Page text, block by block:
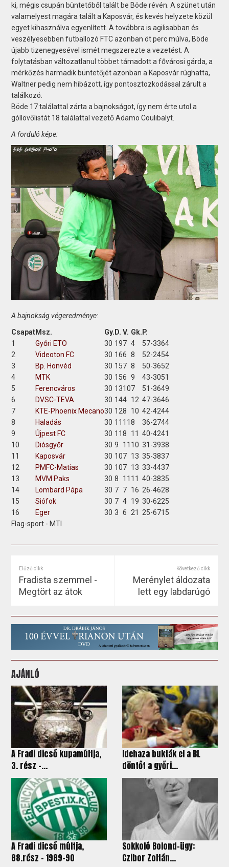
ki, mégis csupán büntetőből talált be Böde révén. A szünet után
valamelyest magára talált a Kaposvár, és kevés helyzete közül
egyet kihasználva egyenlített. A továbbra is agilisabban és
veszélyesebben futballozó FTC azonban öt perc múlva, Böde
újabb tizenegyesével ismét megszerezte a vezetést. A
folytatásban változatlanul többet támadott a fővárosi gárda, a
mérkőzés harmadik büntetőjét azonban a Kaposvár rúghatta,
Waltner pedig nem hibázott, így pontosztozkodással zárult a
találkozó.
Böde 17 találattal zárta a bajnokságot, így nem érte utol a
góllövőlistát 18 találattal vezető Adamo Coulibalyt.
A forduló képe:
A bajnokság végeredménye:
CsapatMsz. Gy. D. V. Gk. P.
1
Győri ETO 30 197 4 57-3364
2
Videoton FC 30 166 8 52-2454
3
Bp. Honvéd 30 157 8 50-3652
4
MTK 30 156 9 43-3051
5
Ferencváros 30 13107 51-3649
6
DVSC-TEVA 30 144 12 47-3646
7
KTE-Phoenix Mecano30 128 10 42-4244
8
Haladás 30 11 118 36-2744
9
Újpest FC 30 118 11 40-4241
10
Diósgyőr 30 9 11 10 31-3938
11
Kaposvár 30 107 13 35-3837
12
PMFC-Matias 30 107 13 33-4437
13
MVM Paks 30 8 11 11 40-3835
14
Lombard Pápa 30 7 7 16 26-4628
15
Siófok 30 7 4 19 30-6225
16
Eger 30 3 6 21 25-6715
Flag-sport - MTI
Előző cikk
Fradista szemmel -
Megtört az átok
Következő cikk
Merénylet áldozata
lett egy labdarúgó
AJÁNLÓ
A Fradi dicső kupamúltja,
3. rész –...
Idehaza bukták el a BL
döntőt a győri...
A Fradi dicső múltja,
88.rész – 1989-90
Sokkoló Bolond-ügy:
Czibor Zoltán...